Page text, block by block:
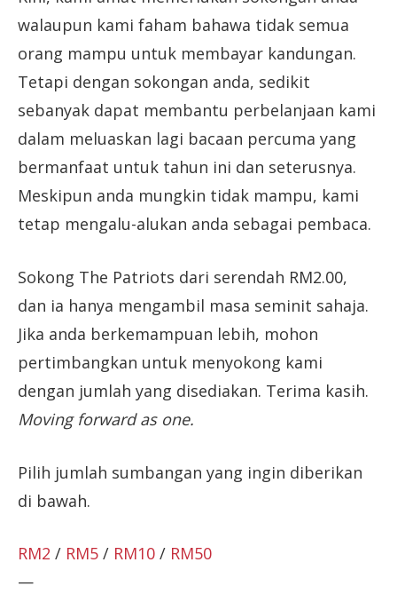
walaupun kami faham bahawa tidak semua
orang mampu untuk membayar kandungan.
Tetapi dengan sokongan anda, sedikit
sebanyak dapat membantu perbelanjaan kami
dalam meluaskan lagi bacaan percuma yang
bermanfaat untuk tahun ini dan seterusnya.
Meskipun anda mungkin tidak mampu, kami
tetap mengalu-alukan anda sebagai pembaca.
Sokong The Patriots dari serendah RM2.00,
dan ia hanya mengambil masa seminit sahaja.
Jika anda berkemampuan lebih, mohon
pertimbangkan untuk menyokong kami
dengan jumlah yang disediakan. Terima kasih.
Moving forward as one.
Pilih jumlah sumbangan yang ingin diberikan
di bawah.
RM2 / RM5 / RM10 / RM50
—